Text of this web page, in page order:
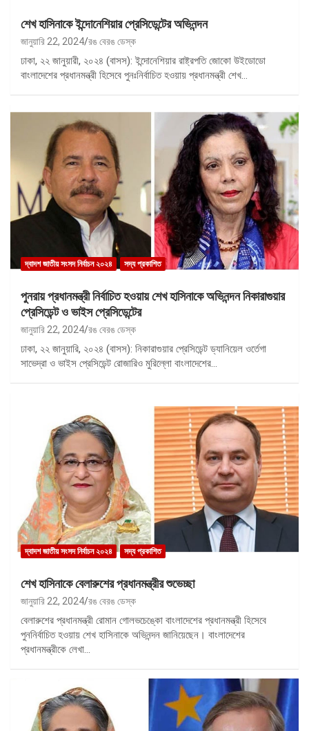
শেখ হাসিনাকে ইন্দোনেশিয়ার প্রেসিডেন্টের অভিনন্দন
জানুয়ারি 22, 2024 রঙ বেরঙ ডেস্ক
ঢাকা, ২২ জানুয়ারী, ২০২৪ (বাসস): ইন্দোনেশিয়ার রাষ্ট্রপতি জোকো উইডোডো
বাংলাদেশের প্রধানমন্ত্রী হিসেবে পুনঃনির্বাচিত হওয়ায় প্রধানমন্ত্রী শেখ…
দ্বাদশ জাতীয় সংসদ নির্বাচন ২০২৪ সদ্য প্রকাশিত
পুনরায় প্রধানমন্ত্রী নির্বাচিত হওয়ায় শেখ হাসিনাকে অভিনন্দন নিকারাগুয়ার
প্রেসিডেন্ট ও ভাইস প্রেসিডেন্টের
জানুয়ারি 22, 2024 রঙ বেরঙ ডেস্ক
ঢাকা, ২২ জানুয়ারি, ২০২৪ (বাসস): নিকারাগুয়ার প্রেসিডেন্ট ড্যানিয়েল ওর্তেগা
সাভেদ্রা ও ভাইস প্রেসিডেন্ট রোজারিও মুরিল্লো বাংলাদেশের…
দ্বাদশ জাতীয় সংসদ নির্বাচন ২০২৪ সদ্য প্রকাশিত
শেখ হাসিনাকে বেলারুশের প্রধানমন্ত্রীর শুভেচ্ছা
জানুয়ারি 22, 2024 রঙ বেরঙ ডেস্ক
বেলারুশের প্রধানমন্ত্রী রোমান গোলভচেঙ্কো বাংলাদেশের প্রধানমন্ত্রী হিসেবে
পুননির্বাচিত হওয়ায় শেখ হাসিনাকে অভিনন্দন জানিয়েছেন। বাংলাদেশের
প্রধানমন্ত্রীকে লেখা…